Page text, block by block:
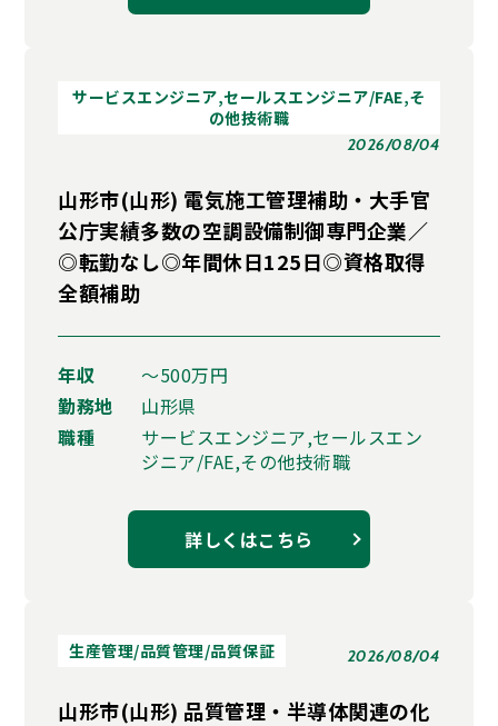
サービスエンジニア,セールスエンジニア/FAE,そ
の他技術職
2026/08/04
山形市(山形) 電気施工管理補助・大手官
公庁実績多数の空調設備制御専門企業／
◎転勤なし◎年間休日125日◎資格取得
全額補助
年収
〜500万円
勤務地
山形県
職種
サービスエンジニア,セールスエン
ジニア/FAE,その他技術職
詳しくはこちら
生産管理/品質管理/品質保証 2026/08/04
山形市(山形) 品質管理・半導体関連の化